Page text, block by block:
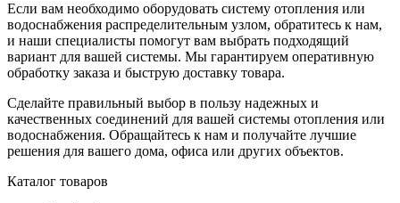
Если вам необходимо оборудовать систему отопления или
водоснабжения распределительным узлом, обратитесь к нам,
и наши специалисты помогут вам выбрать подходящий
вариант для вашей системы. Мы гарантируем оперативную
обработку заказа и быструю доставку товара.
Сделайте правильный выбор в пользу надежных и
качественных соединений для вашей системы отопления или
водоснабжения. Обращайтесь к нам и получайте лучшие
решения для вашего дома, офиса или других объектов.
Каталог товаров